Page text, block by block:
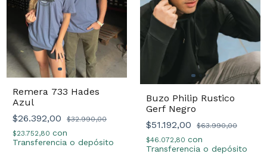
Remera 733 Hades
Azul
$26.392,00
$32.990,00
$23.752,80 con
Transferencia o depósito
Buzo Philip Rustico
Gerf Negro
$51.192,00
$63.990,00
$46.072,80 con
Transferencia o depósito